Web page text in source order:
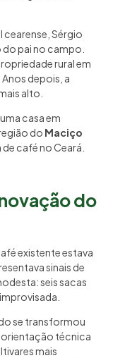
Sérgio
pai no campo.
rural em
depois, a
alto.
casa em
do Maciço
café no Ceará.
do
existente estava
sinais de
seis sacas
se transformou
orientação técnica
mais